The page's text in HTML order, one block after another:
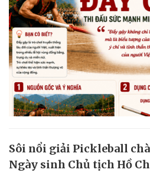
Sôi nổi giải Pickleball
Ngày sinh Chủ tịch Hồ